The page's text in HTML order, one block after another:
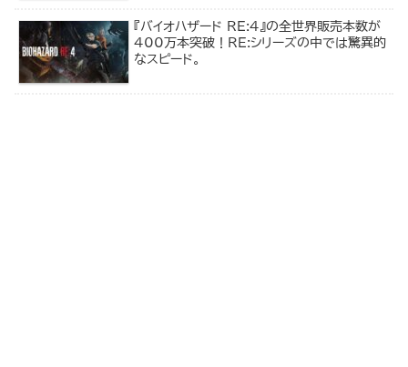
『バイオハザード RE:4』の全世界販売本数が
400万本突破！RE:シリーズの中では驚異的
なスピード。